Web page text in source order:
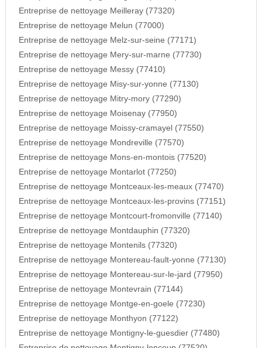
Entreprise de nettoyage Meilleray (77320)
Entreprise de nettoyage Melun (77000)
Entreprise de nettoyage Melz-sur-seine (77171)
Entreprise de nettoyage Mery-sur-marne (77730)
Entreprise de nettoyage Messy (77410)
Entreprise de nettoyage Misy-sur-yonne (77130)
Entreprise de nettoyage Mitry-mory (77290)
Entreprise de nettoyage Moisenay (77950)
Entreprise de nettoyage Moissy-cramayel (77550)
Entreprise de nettoyage Mondreville (77570)
Entreprise de nettoyage Mons-en-montois (77520)
Entreprise de nettoyage Montarlot (77250)
Entreprise de nettoyage Montceaux-les-meaux (77470)
Entreprise de nettoyage Montceaux-les-provins (77151)
Entreprise de nettoyage Montcourt-fromonville (77140)
Entreprise de nettoyage Montdauphin (77320)
Entreprise de nettoyage Montenils (77320)
Entreprise de nettoyage Montereau-fault-yonne (77130)
Entreprise de nettoyage Montereau-sur-le-jard (77950)
Entreprise de nettoyage Montevrain (77144)
Entreprise de nettoyage Montge-en-goele (77230)
Entreprise de nettoyage Monthyon (77122)
Entreprise de nettoyage Montigny-le-guesdier (77480)